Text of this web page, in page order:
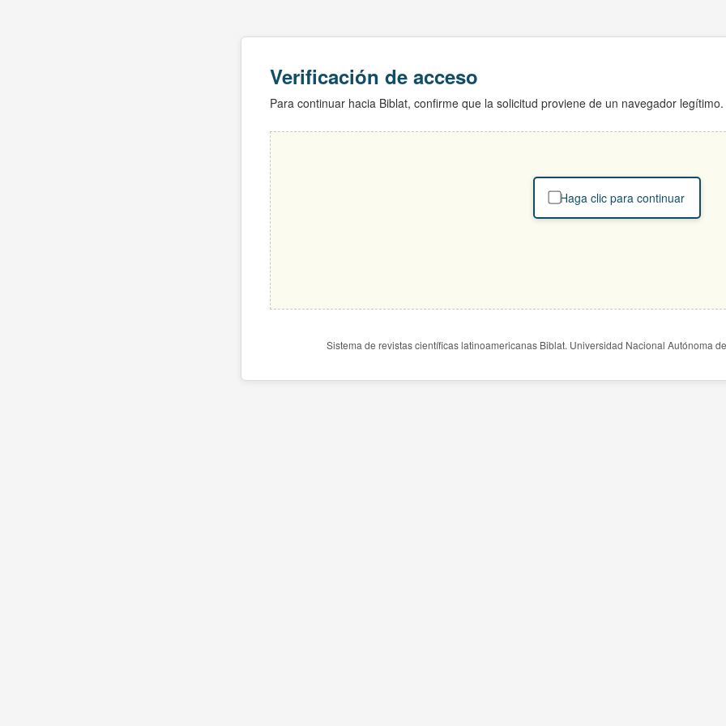
Verificación de acceso
Para continuar hacia Biblat, confirme que la solicitud proviene de un navegador legítimo.
Haga clic para continuar
Sistema de revistas científicas latinoamericanas Biblat. Universidad Nacional Autónoma